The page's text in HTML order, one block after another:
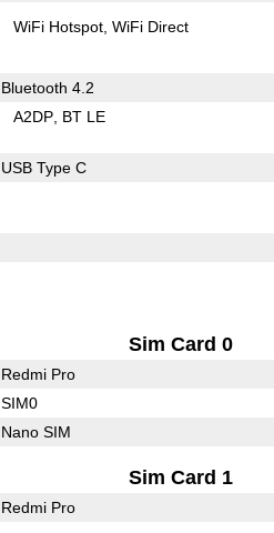
WiFi Hotspot WiFi Direct
Bluetooth 4.2
A2DP BT LE
USB Type C
Sim Card 0
Redmi Pro
SIM0
Nano SIM
Sim Card 1
Redmi Pro